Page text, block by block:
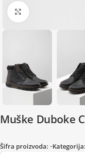
Zumiraj sliku
Muške Duboke
Šifra proizvoda: -Kategorija: